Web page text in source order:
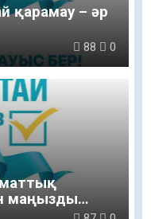
қарамау – әр
88 0
маңызды